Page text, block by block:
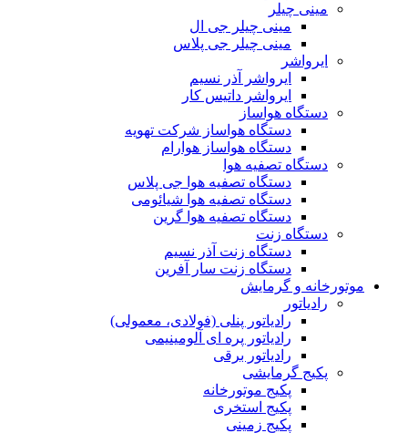
مینی چیلر
مینی چیلر جی ال
مینی چیلر جی پلاس
ایرواشر
ایرواشر آذر نسیم
ایرواشر داتیس کار
دستگاه هواساز
دستگاه هواساز شرکت تهویه
دستگاه هواساز هوارام
دستگاه تصفیه هوا
دستگاه تصفیه هوا جی پلاس
دستگاه تصفیه هوا شیائومی
دستگاه تصفیه هوا گرین
دستگاه زنت
دستگاه زنت آذر نسیم
دستگاه زنت سار آفرین
موتورخانه و گرمایش
رادیاتور
رادیاتور پنلی (فولادی، معمولی)
رادیاتور پره ای آلومینیمی
رادیاتور برقی
پکیج گرمایشی
پکیج موتورخانه
پکیج استخری
پکیج زمینی